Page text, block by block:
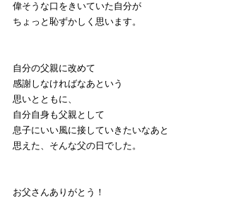
偉そうな口をきいていた自分が
ちょっと恥ずかしく思います。
自分の父親に改めて
感謝しなければなあという
思いとともに、
自分自身も父親として
息子にいい風に接していきたいなあと
思えた、そんな父の日でした。
お父さんありがとう！